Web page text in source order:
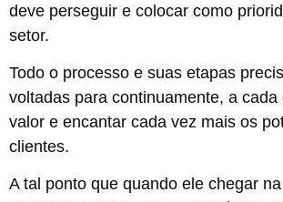
deve perseguir e colocar como
setor.
Todo o processo e suas etapas
voltadas para continuamente, a cada
valor e encantar cada vez mais os
clientes.
A tal ponto que quando ele chegar